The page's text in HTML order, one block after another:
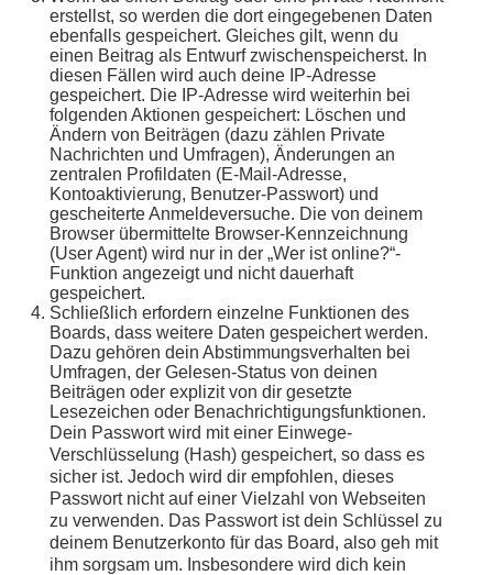
erstellst, so werden die dort eingegebenen Daten
ebenfalls gespeichert. Gleiches gilt, wenn du
einen Beitrag als Entwurf zwischenspeicherst. In
diesen Fällen wird auch deine IP-Adresse
gespeichert. Die IP-Adresse wird weiterhin bei
folgenden Aktionen gespeichert: Löschen und
Ändern von Beiträgen (dazu zählen Private
Nachrichten und Umfragen), Änderungen an
zentralen Profildaten (E-Mail-Adresse,
Kontoaktivierung, Benutzer-Passwort) und
gescheiterte Anmeldeversuche. Die von deinem
Browser übermittelte Browser-Kennzeichnung
(User Agent) wird nur in der „Wer ist online?“-
Funktion angezeigt und nicht dauerhaft
gespeichert.
Schließlich erfordern einzelne Funktionen des
Boards, dass weitere Daten gespeichert werden.
Dazu gehören dein Abstimmungsverhalten bei
Umfragen, der Gelesen-Status von deinen
Beiträgen oder explizit von dir gesetzte
Lesezeichen oder Benachrichtigungsfunktionen.
Dein Passwort wird mit einer Einwege-
Verschlüsselung (Hash) gespeichert, so dass es
sicher ist. Jedoch wird dir empfohlen, dieses
Passwort nicht auf einer Vielzahl von Webseiten
zu verwenden. Das Passwort ist dein Schlüssel zu
deinem Benutzerkonto für das Board, also geh mit
ihm sorgsam um. Insbesondere wird dich kein